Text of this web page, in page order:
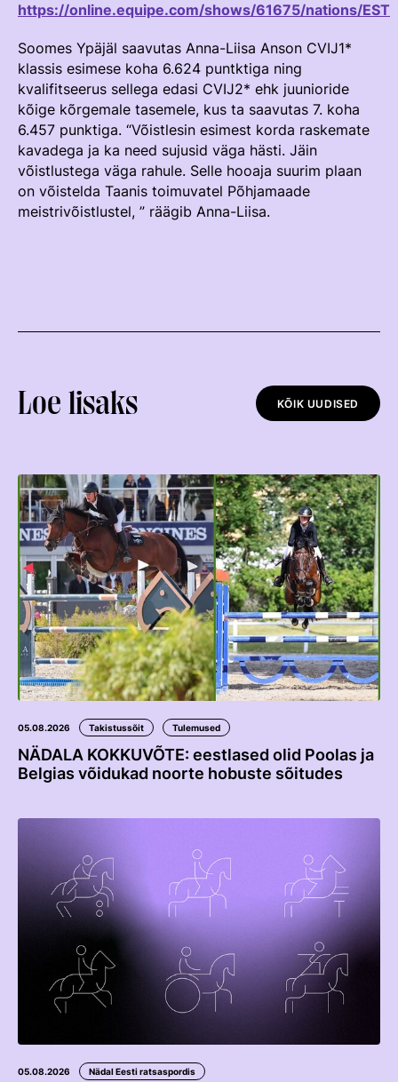
Välisvõistlustel Osaleja Meelespea
KESTVUSRATSUTAMINE
Regulatsioonid
Võistluskalender
Võistlussarjad
Edetabelid
Ametnikud
Regulatsioonid
Edetabelid
Ametnikud
Koolitused
Välisvõistlustel Osaleja Meelespea
VOLTIŽEERIMINE
Välisvõistlustel Osaleja Meelespea
https://online.equipe.com/shows/61675/nations/EST
Soomes Ypäjäl saavutas Anna-Liisa Anson CVIJ1*
klassis esimese koha 6.624 puntktiga ning
kvalifitseerus sellega edasi CVIJ2* ehk juunioride
kõige kõrgemale tasemele, kus ta saavutas 7. koha
6.457 punktiga. “Võistlesin esimest korda raskemate
kavadega ja ka need sujusid väga hästi. Jäin
võistlustega väga rahule. Selle hooaja suurim plaan
on võistelda Taanis toimuvatel Põhjamaade
meistrivõistlustel, ” räägib Anna-Liisa.
Loe lisaks KÕIK UUDISED
05.08.2026 Takistussõit Tulemused
NÄDALA KOKKUVÕTE: eestlased olid Poolas ja
Belgias võidukad noorte hobuste sõitudes
05.08.2026 Nädal Eesti ratsaspordis